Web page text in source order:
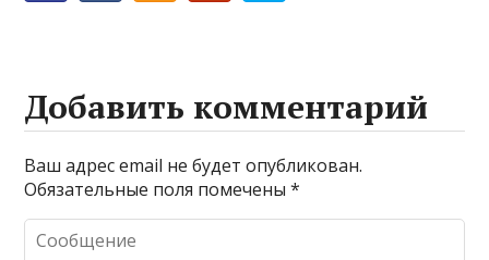
Добавить комментарий
Ваш адрес email не будет опубликован.
Обязательные поля помечены*